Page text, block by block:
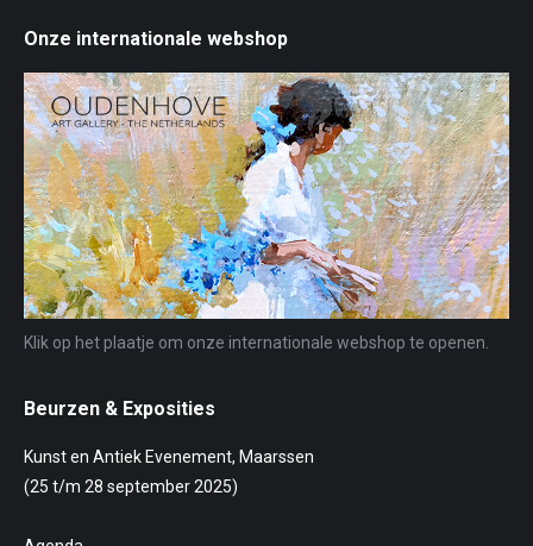
Onze internationale webshop
Klik op het plaatje om onze internationale webshop te openen.
Beurzen & Exposities
Kunst en Antiek Evenement, Maarssen
(25 t/m 28 september 2025)